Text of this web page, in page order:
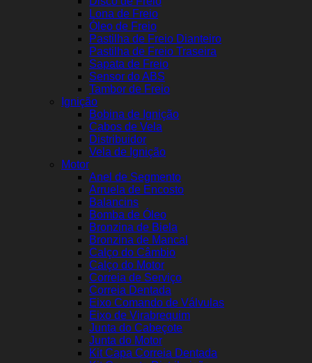
Lona de Freio
Óleo de Freio
Pastilha de Freio Dianteiro
Pastilha de Freio Traseira
Sapata de Freio
Sensor do ABS
Tambor de Freio
Ignição
Bobina de Ignição
Cabos de Vela
Distribuidor
Vela de Ignição
Motor
Anel de Segmento
Arruela de Encosto
Balancins
Bomba de Óleo
Bronzina de Biela
Bronzina de Mancal
Calço do Câmbio
Calço do Motor
Correia de Serviço
Correia Dentada
Eixo Comando de Válvulas
Eixo de Virabrequim
Junta do Cabeçote
Junta do Motor
Kit Capa Correia Dentada